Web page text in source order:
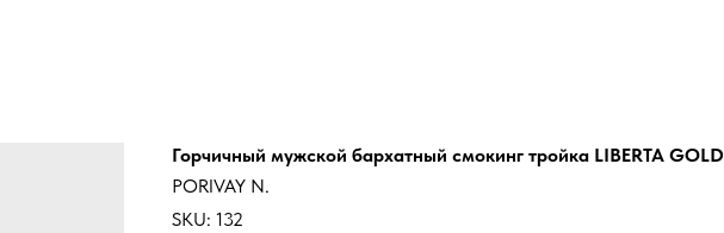
Горчичный мужской бархатный смокинг тройка LIBERTA GOLD
PORIVAY N.
SKU: 132